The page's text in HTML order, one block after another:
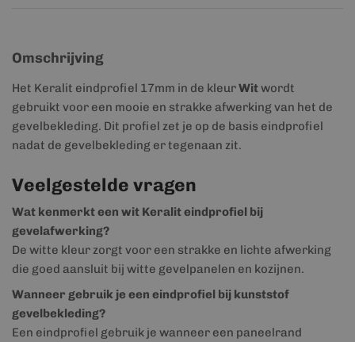
Omschrijving
Het Keralit eindprofiel 17mm in de kleurWitwordt
gebruikt voor een mooie en strakke afwerking van het de
gevelbekleding. Dit profiel zet je op de basis eindprofiel
nadat de gevelbekleding er tegenaan zit.
Veelgestelde vragen
Wat kenmerkt een wit Keralit eindprofiel bij
gevelafwerking?
De witte kleur zorgt voor een strakke en lichte afwerking
die goed aansluit bij witte gevelpanelen en kozijnen.
Wanneer gebruik je een eindprofiel bij kunststof
gevelbekleding?
Een eindprofiel gebruik je wanneer een paneelrand